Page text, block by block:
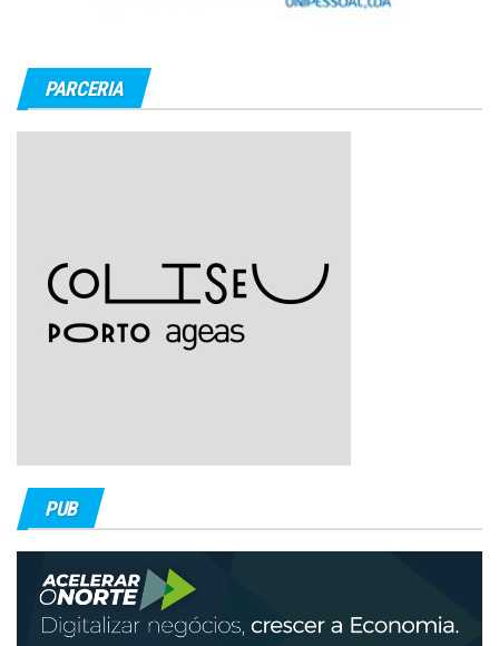
PARCERIA
PUB